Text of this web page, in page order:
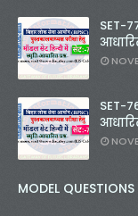
SET-
SET-
MODEL QUESTIONS